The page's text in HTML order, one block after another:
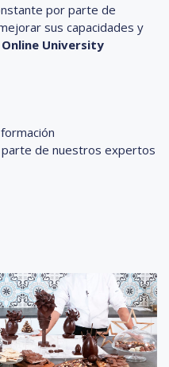
por parte de
sus capacidades y
Online University
de nuestros expertos